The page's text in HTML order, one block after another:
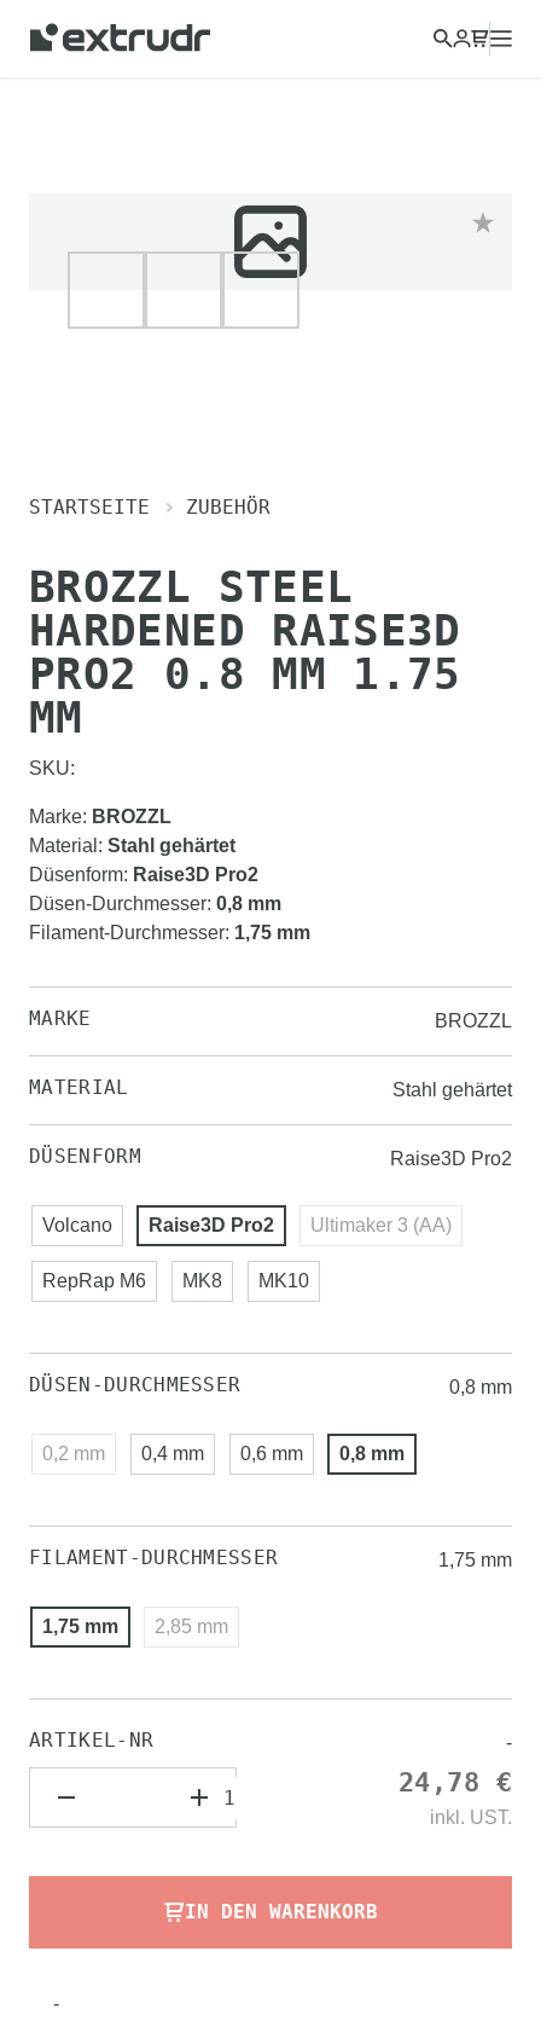
STARTSEITE ZUBEHÖR
BROZZL STEEL
HARDENED RAISE3D
PRO2 0.8 MM 1.75
MM
SKU:
Marke: BROZZL
Material : Stahl gehärtet
Düsenform: Raise3D Pro2
Düsen-Durchmesser: 0,8 mm
Filament-Durchmesser: 1,75 mm
MARKE BROZZL
MATERIAL Stahl gehärtet
DÜSENFORM Raise3D Pro2
Volcano Raise3D Pro2 Ultimaker 3 (AA)
RepRap M6 MK8 MK10
DÜSEN-DURCHMESSER 0,8 mm
0,2 mm 0,4 mm 0,6 mm 0,8 mm
FILAMENT-DURCHMESSER 1,75 mm
1,75 mm 2,85 mm
ARTIKEL-NR -
24,78 €
inkl. UST.
IN DEN WARENKORB
-